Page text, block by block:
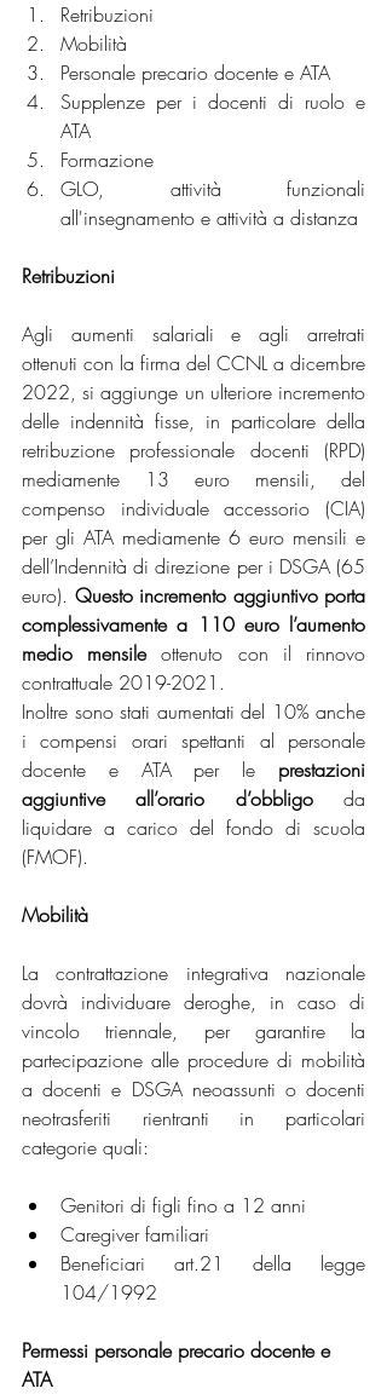
Retribuzioni
Mobilità
Personale precario docente e ATA
Supplenze per i docenti di ruolo e
ATA
Formazione
GLO, attività funzionali
all'insegnamento e attività a distanza
Retribuzioni
Agli aumenti salariali e agli arretrati
ottenuti con la firma del CCNL a dicembre
2022, si aggiunge un ulteriore incremento
delle indennità fisse, in particolare della
retribuzione professionale docenti (RPD)
mediamente 13 euro mensili, del
compenso individuale accessorio (CIA)
per gli ATA mediamente 6 euro mensili e
dell’Indennità di direzione per i DSGA (65
euro). Questo incremento aggiuntivo porta
complessivamente a 110 euro l’aumento
medio mensile ottenuto con il rinnovo
contrattuale 2019-2021.
Inoltre sono stati aumentati del 10% anche
i compensi orari spettanti al personale
docente e ATA per le prestazioni
aggiuntive all’orario d’obbligo da
liquidare a carico del fondo di scuola
(FMOF).
Mobilità
La contrattazione integrativa nazionale
dovrà individuare deroghe, in caso di
vincolo triennale, per garantire la
partecipazione alle procedure di mobilità
a docenti e DSGA neoassunti o docenti
neotrasferiti rientranti in particolari
categorie quali:
Genitori di figli fino a 12 anni
Caregiver familiari
Beneficiari art.21 della legge
104/1992
Permessi personale precario docente e
ATA